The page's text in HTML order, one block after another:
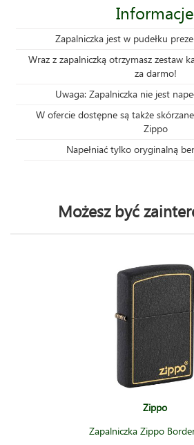
Informacje
Zapalniczka jest w pudełku
Wraz z zapalniczką otrzymasz zestaw
za darmo!
Uwaga: Zapalniczka nie jest
W ofercie dostępne są także
Zippo
Napełniać tylko oryginalną
Możesz być
Zippo
Zapalniczka Zippo